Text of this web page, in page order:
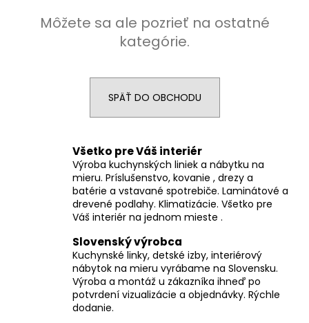
Môžete sa ale pozrieť na ostatné
kategórie.
SPÄŤ DO OBCHODU
Všetko pre Váš interiér
Výroba kuchynských liniek a nábytku na
mieru. Príslušenstvo, kovanie , drezy a
batérie a vstavané spotrebiče. Laminátové a
drevené podlahy. Klimatizácie. Všetko pre
Váš interiér na jednom mieste .
Slovenský výrobca
Kuchynské linky, detské izby, interiérový
nábytok na mieru vyrábame na Slovensku.
Výroba a montáž u zákazníka ihneď po
potvrdení vizualizácie a objednávky. Rýchle
dodanie.
HĽADAŤ